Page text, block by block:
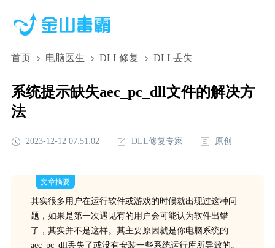
首页 电脑医生 DLL修复 DLL丢失
系统提示缺失aec_pc_dll文件的解决方
法
2023-12-12 07:51:02 DLL修复专家 原创
文章摘要
其实很多用户在运行软件或游戏的时候就出现过这种问
题，如果是第一次遇见有的用户会可能认为软件出错
了，其实并不是这样。其主要原因就是你电脑系统的
aec_pc_dll丢失了或没有安装一些系统运行库所导致的。